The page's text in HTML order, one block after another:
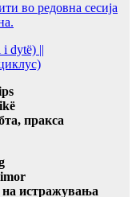
во редовна сесија
dytë) ||
пракса
на истражувања